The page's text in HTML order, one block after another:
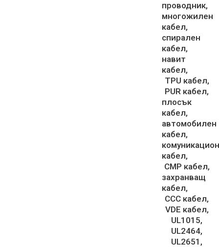
проводник
многожилен
кабел
спирален
кабел
навит
кабел
TPU кабел
PUR кабел
плосък
кабел
автомобилен
кабел
кабел
CMP кабел
захранващ
кабел
CCC кабел
VDE кабел
UL1015
UL2464
UL2651